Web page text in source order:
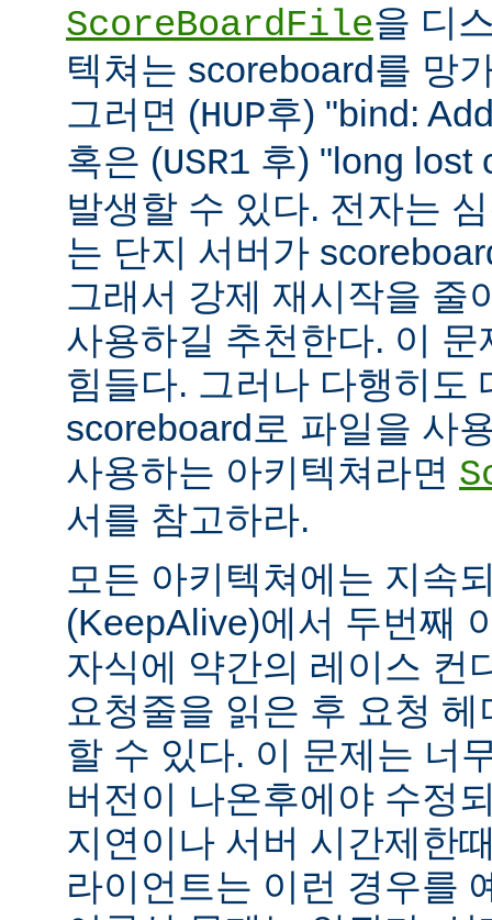
ScoreBoardFile을 디
텍쳐는 scoreboard를 망
그러면 (HUP후) "bind:
혹은 (USR1 후) "long lost
발생할 수 있다. 전자는
는 단지 서버가
그래서 강제 재시작을 줄
사용하길 추천한다. 이
힘들다. 그러나 다행히도
scoreboard로 파일을 사
사용하는 아키텍쳐라면
서를 참고하라.
모든 아키텍쳐에는 지속
(KeepAlive)에서 두번째
자식에 약간의 레이스 컨
요청줄을 읽은 후 요청
할 수 있다. 이 문제는 너
버전이 나온후에야 수정
지연이나 서버 시간제한
라이언트는 이런 경우를